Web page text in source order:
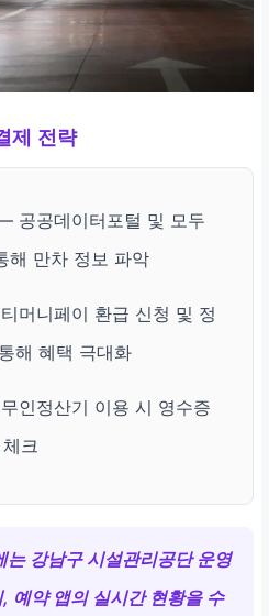
제 전략
공공데이터포털 및 모두
해 만차 정보 파악
머니페이 환급 신청 및 정
해 혜택 극대화
인정산기 이용 시 영수증
크
는 강남구 시설관리공단 운영
예약 앱의 실시간 현황을 수